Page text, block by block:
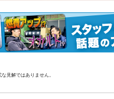
見解ではありません。